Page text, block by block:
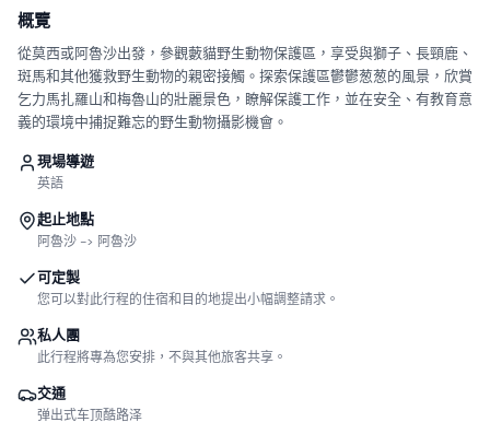
概覽
從莫西或阿魯沙出發，參觀藪貓野生動物保護區，享受與獅子、長頸鹿、
斑馬和其他獲救野生動物的親密接觸。探索保護區鬱鬱葱葱的風景，欣賞
乞力馬扎羅山和梅魯山的壯麗景色，瞭解保護工作，並在安全、有教育意
義的環境中捕捉難忘的野生動物攝影機會。
現場導遊
英語
起止地點
阿魯沙 -> 阿魯沙
可定製
您可以對此行程的住宿和目的地提出小幅調整請求。
私人團
此行程將專為您安排，不與其他旅客共享。
交通
弹出式车顶酷路泽